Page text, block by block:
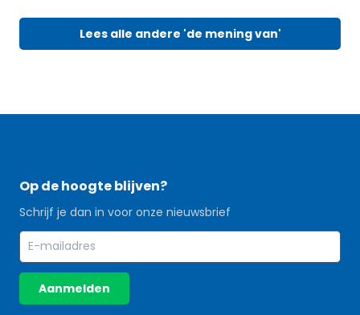
Lees alle andere 'de mening van'
Op de hoogte blijven?
Schrijf je dan in voor onze nieuwsbrief
Aanmelden